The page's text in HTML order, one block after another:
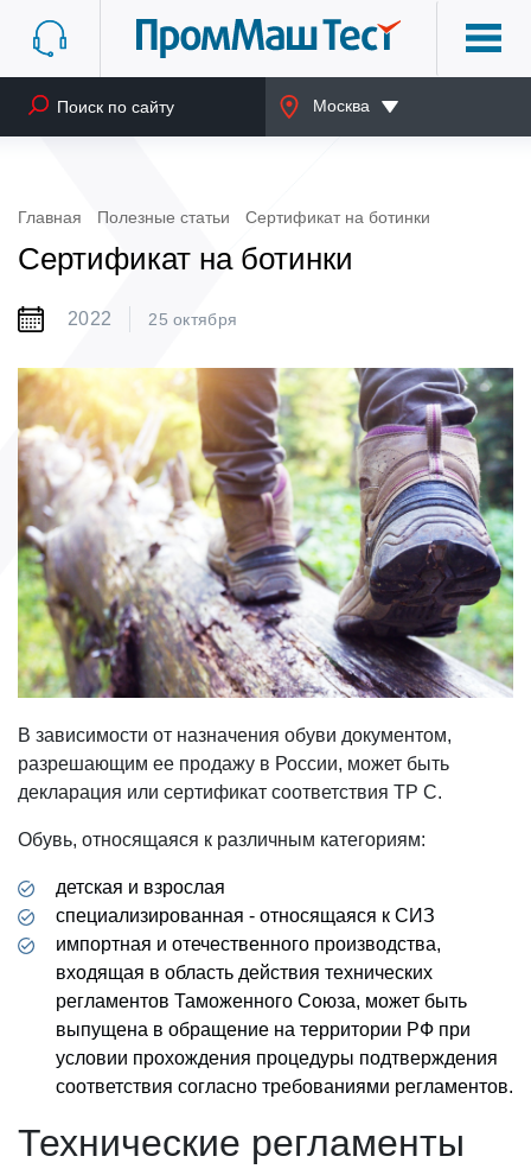
Москва
Главная Полезные статьи Сертификат на ботинки
Сертификат на ботинки
2022 25 октября
В зависимости от назначения обуви документом,
разрешающим ее продажу в России, может быть
декларация или сертификат соответствия ТР С.
Обувь, относящаяся к различным категориям:
детская и взрослая
специализированная - относящаяся к СИЗ
импортная и отечественного производства,
входящая в область действия технических
регламентов Таможенного Союза, может быть
выпущена в обращение на территории РФ при
условии прохождения процедуры подтверждения
соответствия согласно требованиями регламентов.
Технические регламенты